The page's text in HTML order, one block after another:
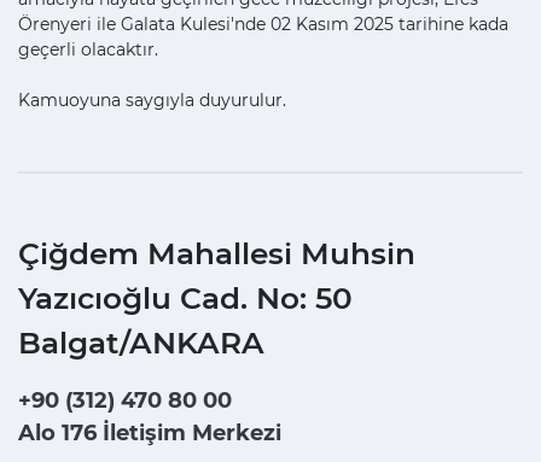
Örenyeri ile Galata Kulesi'nde 02 Kasım 2025 tarihine kada
geçerli olacaktır.
Kamuoyuna saygıyla duyurulur.
Çiğdem Mahallesi Muhsin
Yazıcıoğlu Cad. No: 50
Balgat/ANKARA
+90 (312) 470 80 00
Alo 176 İletişim Merkezi